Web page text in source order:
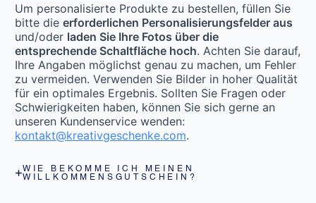
Um personalisierte Produkte zu bestellen, füllen Sie
bitte die erforderlichen Personalisierungsfelder aus
und/oder laden Sie Ihre Fotos über die
entsprechende Schaltfläche hoch. Achten Sie darauf,
Ihre Angaben möglichst genau zu machen, um Fehler
zu vermeiden. Verwenden Sie Bilder in hoher Qualität
für ein optimales Ergebnis. Sollten Sie Fragen oder
Schwierigkeiten haben, können Sie sich gerne an
unseren Kundenservice wenden:
kontakt@kreativgeschenke.com.
WIE BEKOMME ICH MEINEN
WILLKOMMENSGUTSCHEIN?